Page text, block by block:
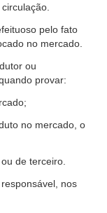
pelo fato
no mercado.
ou
provar:
no mercado, o
de terceiro.
nos